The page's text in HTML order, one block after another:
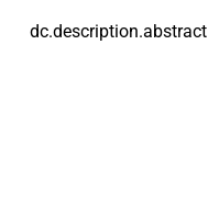
dc.description.abstract